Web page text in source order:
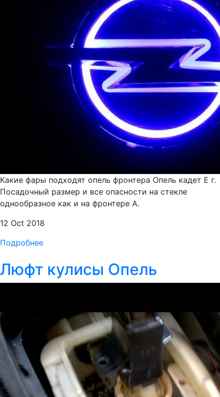
Какие фары подходят опель фронтера Опель кадет Е г.
Посадочный размер и все опасности на стекле
однообразное как и на фронтере А.
12 Oct 2018
Подробнее
Люфт кулисы Опель